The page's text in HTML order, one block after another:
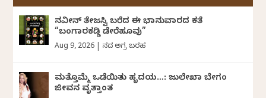
ನವೀನ್‌ ತೇಜಸ್ವಿ ಬರೆದ ಈ ಭಾನುವಾರದ ಕತೆ
“ಬಂಗಾರಕಡ್ಡಿ ಡೇರೆಹೂವು”
Aug 9, 2026 ದಿನದ ಅಗ್ರ ಬರಹ
ಮತ್ತೊಮ್ಮೆ ಒಡೆಯಿತು ಹೃದಯ…: ಜುಲೇಖಾ ಬೇಗಂ
ಜೀವನ ವೃತ್ತಾಂತ